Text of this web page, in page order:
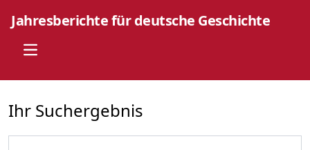
Jahresberichte für deutsche Geschichte
Open main menu
Ihr Suchergebnis